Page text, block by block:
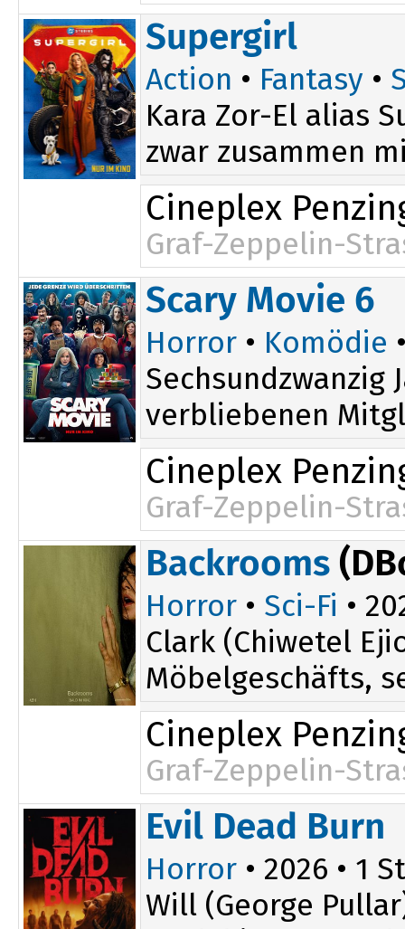
Supergirl
Action • Fantasy •
Kara Zor-El alias
zwar zusammen
Cineplex
Graf-Zeppelin-
Scary Movie 6
Horror • Komödie
verbliebenen
Cineplex
Graf-Zeppelin-
Backrooms
Horror • Sci-Fi •
Clark (Chiwetel
Möbelgeschäfts,
Cineplex
Graf-Zeppelin-
Evil Dead Burn
Horror • 2026 • 1
Will (George